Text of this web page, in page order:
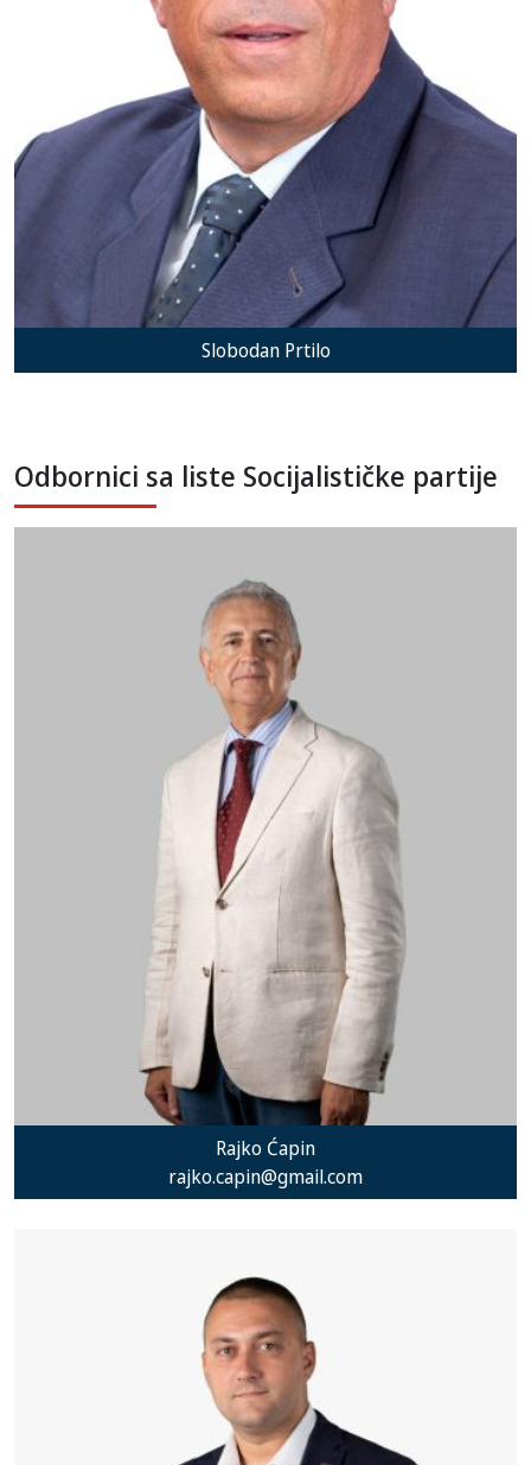
Slobodan Prtilo
Odbornici sa liste Socijalističke partije
Rajko Ćapin
rajko.capin@gmail.com